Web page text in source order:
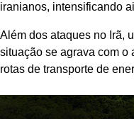
iranianos, intensificando
Além dos ataques no Irã,
situação se agrava com o
rotas de transporte de